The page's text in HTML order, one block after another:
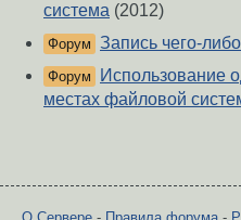
система (2012)
Форум Запись чего-
Форум
Использование
местах файловой